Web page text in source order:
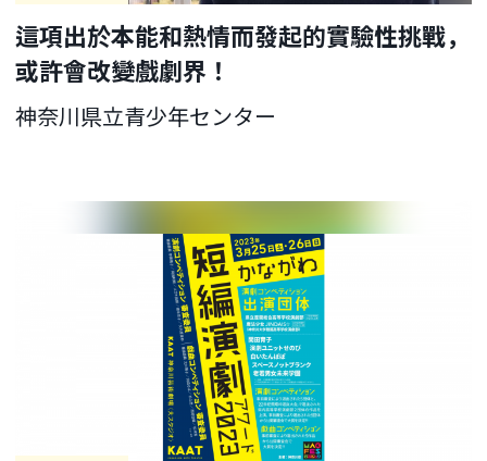
這項出於本能和熱情而發起的實驗性挑戰，
或許會改變戲劇界！
神奈川県立青少年センター